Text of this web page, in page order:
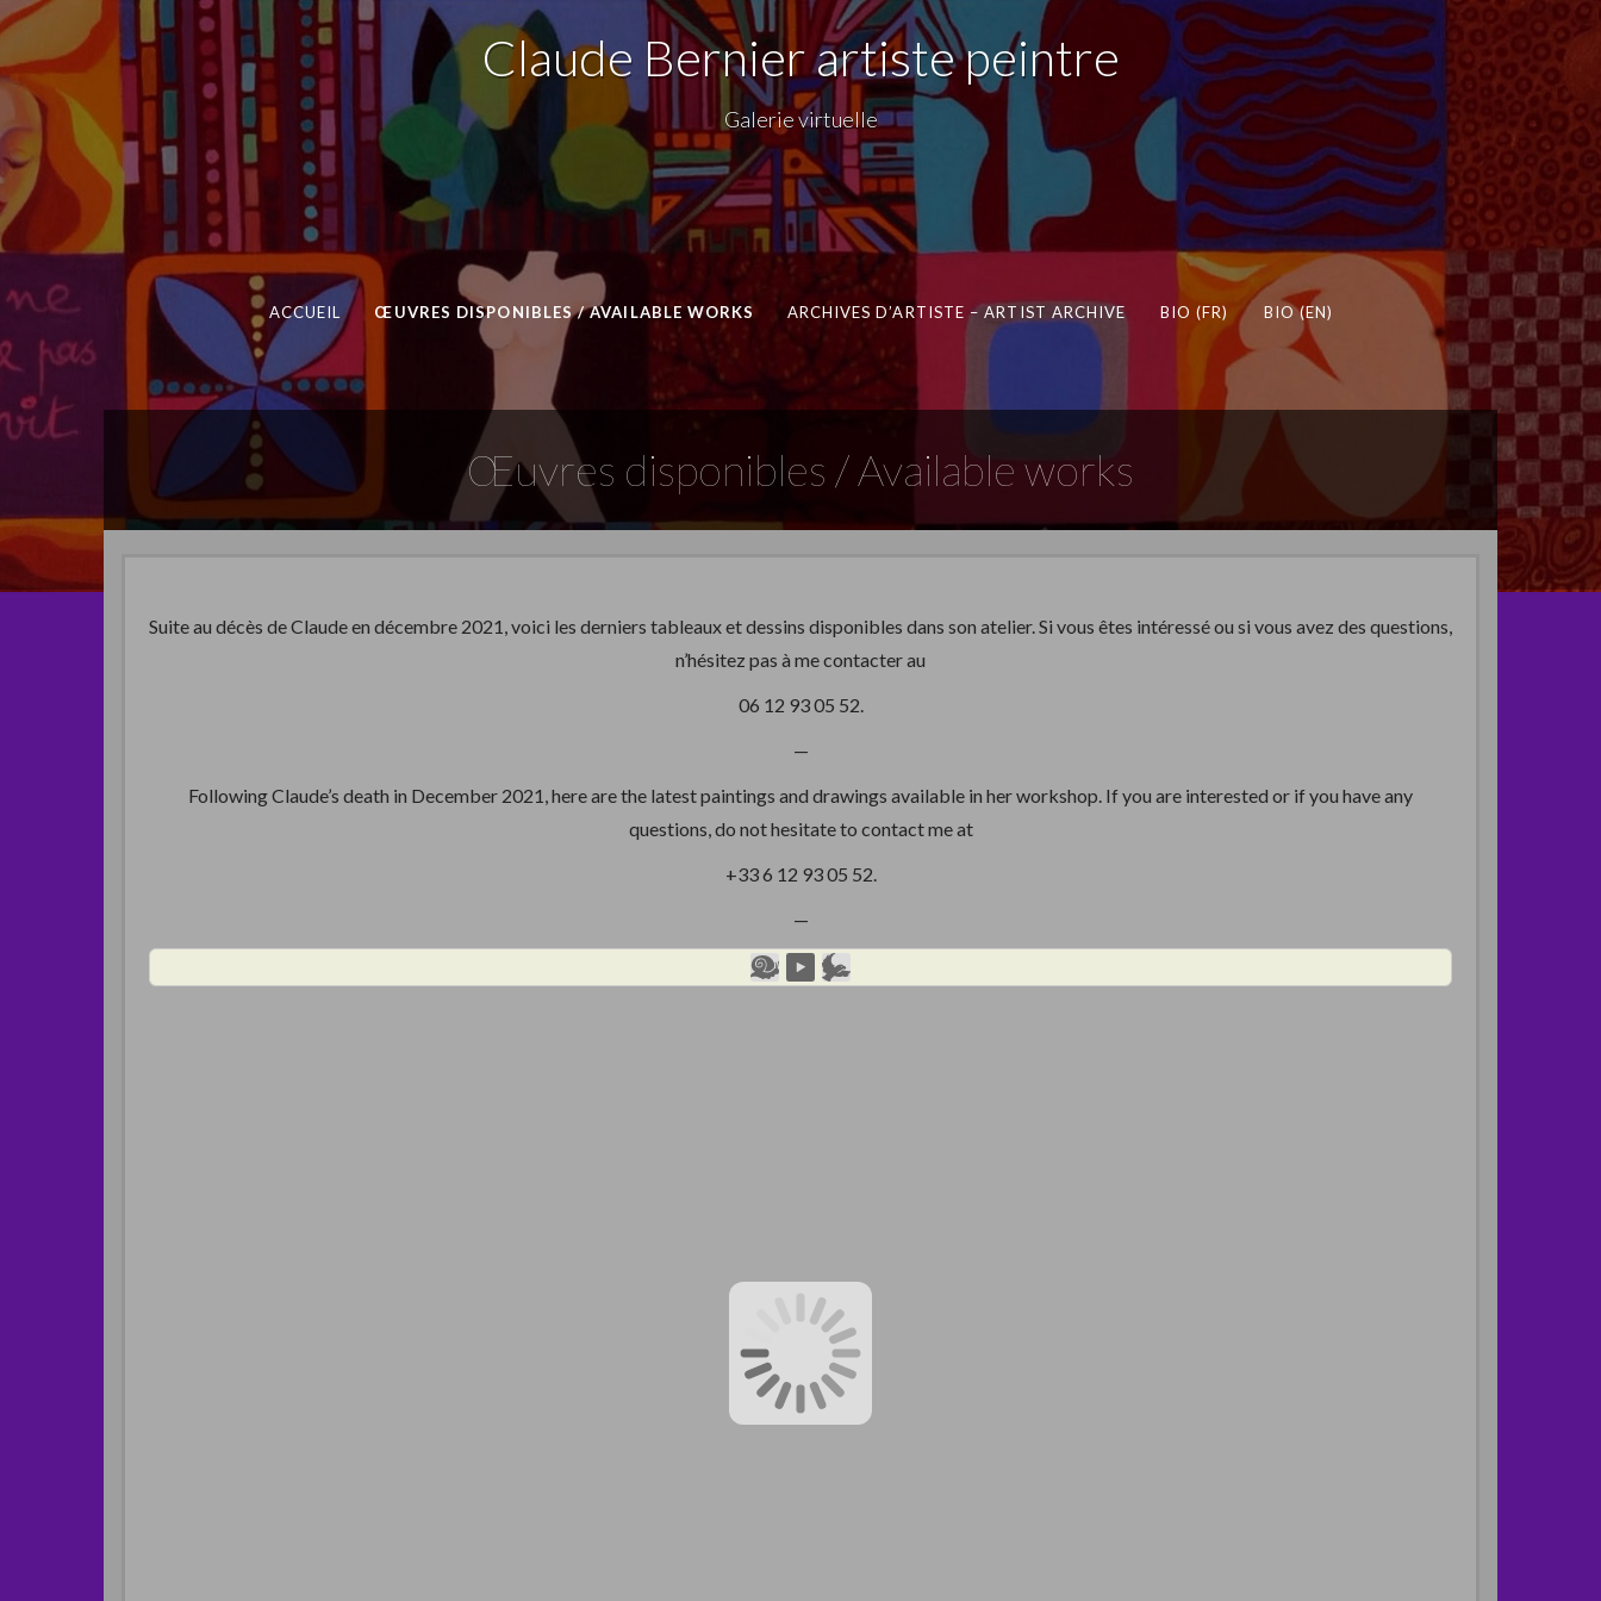
Claude Bernier artiste peintre
Galerie virtuelle
ACCUEIL ŒUVRES DISPONIBLES / AVAILABLE WORKS ARCHIVES D’ARTISTE – ARTIST ARCHIVE BIO (FR) BIO (EN)
Œuvres disponibles / Available works
Suite au décès de Claude en décembre 2021, voici les derniers tableaux et dessins disponibles dans son atelier. Si vous êtes intéressé ou si vous avez des questions,
n’hésitez pas à me contacter au
06 12 93 05 52.
—
Following Claude’s death in December 2021, here are the latest paintings and drawings available in her workshop. If you are interested or if you have any
questions, do not hesitate to contact me at
+33 6 12 93 05 52.
—